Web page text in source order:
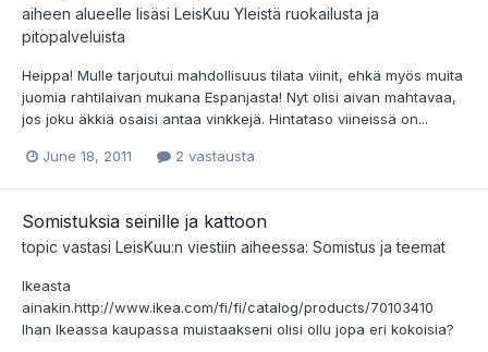
aiheen alueelle lisäsi LeisKuu Yleistä ruokailusta ja
pitopalveluista
Heippa! Mulle tarjoutui mahdollisuus tilata viinit, ehkä myös muita
juomia rahtilaivan mukana Espanjasta! Nyt olisi aivan mahtavaa,
jos joku äkkiä osaisi antaa vinkkejä. Hintataso viineissä on...
June 18, 2011 2 vastausta
Somistuksia seinille ja kattoon
topic vastasi LeisKuu:n viestiin aiheessa: Somistus ja teemat
Ikeasta
ainakin.http://www.ikea.com/fi/fi/catalog/products/70103410
Ihan Ikeassa kaupassa muistaakseni olisi ollu jopa eri kokoisia?